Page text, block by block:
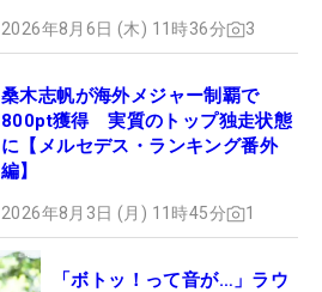
2026年8月6日 (木) 11時36分 3
桑木志帆が海外メジャー制覇で
800pt獲得 実質のトップ独走状態
に【メルセデス・ランキング番外
編】
2026年8月3日 (月) 11時45分 1
「ボトッ！って音が…」ラウ